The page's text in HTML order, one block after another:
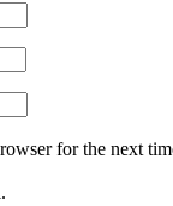
for the next